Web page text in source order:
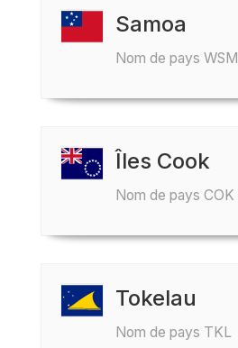
Samoa
Nom de pays WSM
Îles Cook
Nom de pays COK
Tokelau
Nom de pays TKL